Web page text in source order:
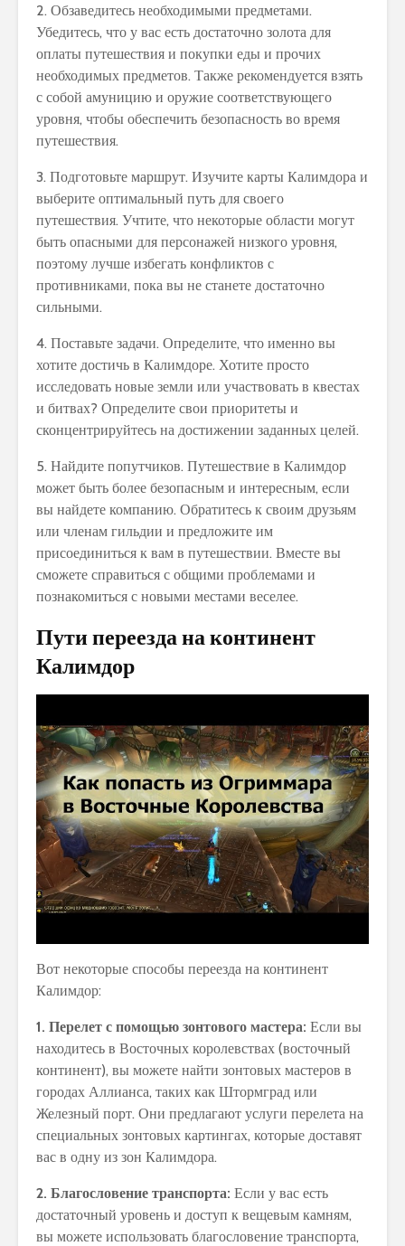
2. Обзаведитесь необходимыми предметами.
Убедитесь, что у вас есть достаточно золота для
оплаты путешествия и покупки еды и прочих
необходимых предметов. Также рекомендуется взять
с собой амуницию и оружие соответствующего
уровня, чтобы обеспечить безопасность во время
путешествия.
3. Подготовьте маршрут. Изучите карты Калимдора и
выберите оптимальный путь для своего
путешествия. Учтите, что некоторые области могут
быть опасными для персонажей низкого уровня,
поэтому лучше избегать конфликтов с
противниками, пока вы не станете достаточно
сильными.
4. Поставьте задачи. Определите, что именно вы
хотите достичь в Калимдоре. Хотите просто
исследовать новые земли или участвовать в квестах
и битвах? Определите свои приоритеты и
сконцентрируйтесь на достижении заданных целей.
5. Найдите попутчиков. Путешествие в Калимдор
может быть более безопасным и интересным, если
вы найдете компанию. Обратитесь к своим друзьям
или членам гильдии и предложите им
присоединиться к вам в путешествии. Вместе вы
сможете справиться с общими проблемами и
познакомиться с новыми местами веселее.
Пути переезда на континент
Калимдор
Вот некоторые способы переезда на континент
Калимдор:
1. Перелет с помощью зонтового мастера: Если вы
находитесь в Восточных королевствах (восточный
континент), вы можете найти зонтовых мастеров в
городах Аллианса, таких как Штормград или
Железный порт. Они предлагают услуги перелета на
специальных зонтовых картингах, которые доставят
вас в одну из зон Калимдора.
2. Благословение транспорта: Если у вас есть
достаточный уровень и доступ к вещевым камням,
вы можете использовать благословение транспорта,